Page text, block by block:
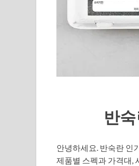
반
안녕하세요. 반숙란 인
제품별 스펙과 가격대,